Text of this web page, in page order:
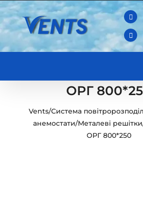
Skip
to
content
ОРГ
Vents/Система
анемостати/Металеві решітки
ОРГ 800*250